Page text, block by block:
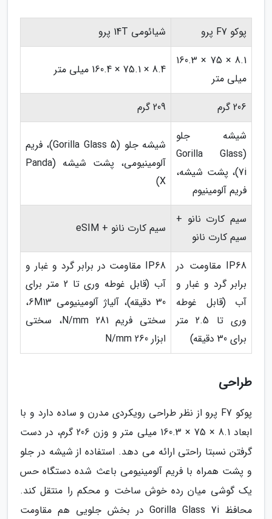
پوکو F7 پرو
شیائومی 14T پرو
8.1 × 75 × 160.3
میلی متر
8.4 × 75.1 × 160.4 میلی متر
206 گرم
209 گرم
شیشه جلو
(Gorilla Glass
7i)، پشت شیشه،
فریم آلومینیوم
شیشه جلو (Gorilla Glass 5)، فریم
آلومینیومی، پشت شیشه (Panda
X)
سیم کارت نانو +
سیم کارت نانو
سیم کارت نانو + eSIM
IP68 مقاومت در
برابر گرد و غبار و
آب (قابل غوطه
وری تا 2.5 متر
برای 30 دقیقه)
IP68 مقاومت در برابر گرد و غبار و
آب (قابل غوطه وری تا 2 متر برای
30 دقیقه)، آلیاژ آلومینیومی 6M13،
سختی فریم 281 N/mm، سختی
ابزار 260 N/mm
طراحی
پوکو F7 پرو از نظر طراحی رویکردی مدرن و ساده دارد و با
ابعاد 8.1 × 75 × 160.3 میلی متر و وزن 206 گرم، در دست
گرفتن نسبتا راحتی ارائه می دهد. استفاده از شیشه در جلو
و پشت همراه با فریم آلومینیومی باعث شده دستگاه حس
یک گوشی میان رده خوش ساخت و محکم را منتقل کند.
محافظ Gorilla Glass 7i در بخش جلویی هم مقاومت